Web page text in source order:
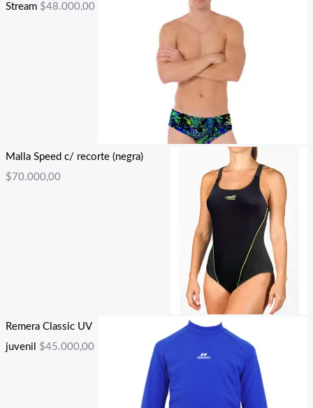
Stream $48.000,00
Malla Speed c/ recorte (negra)
$70.000,00
Remera Classic UV
juvenil
$45.000,00